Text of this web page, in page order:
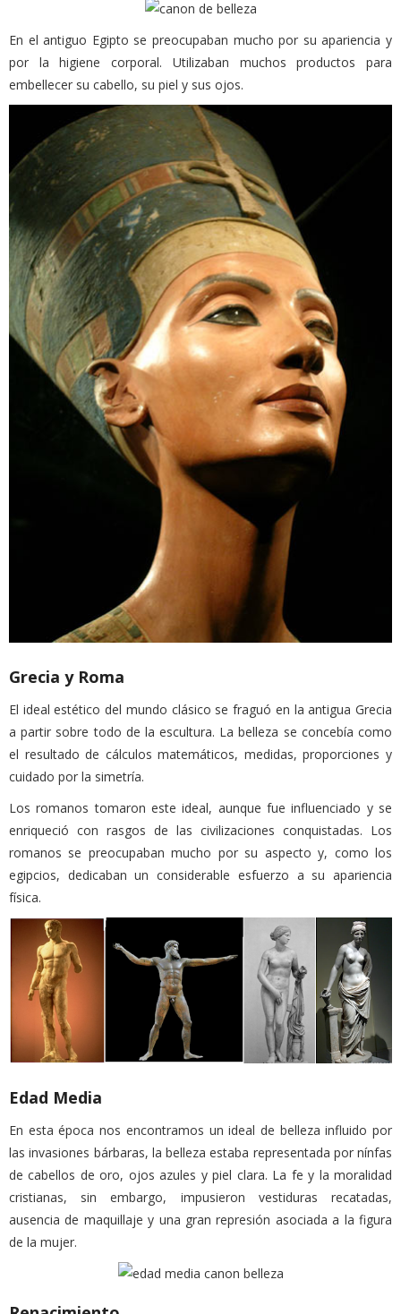
En el antiguo Egipto se preocupaban mucho por su apariencia y
por la higiene corporal. Utilizaban muchos productos para
embellecer su cabello, su piel y sus ojos.
Grecia y Roma
El ideal estético del mundo clásico se fraguó en la antigua Grecia
a partir sobre todo de la escultura. La belleza se concebía como
el resultado de cálculos matemáticos, medidas, proporciones y
cuidado por la simetría.
Los romanos tomaron este ideal, aunque fue influenciado y se
enriqueció con rasgos de las civilizaciones conquistadas. Los
romanos se preocupaban mucho por su aspecto y, como los
egipcios, dedicaban un considerable esfuerzo a su apariencia
física.
Edad Media
En esta época nos encontramos un ideal de belleza influido por
las invasiones bárbaras, la belleza estaba representada por nínfas
de cabellos de oro, ojos azules y piel clara. La fe y la moralidad
cristianas, sin embargo, impusieron vestiduras recatadas,
ausencia de maquillaje y una gran represión asociada a la figura
de la mujer.